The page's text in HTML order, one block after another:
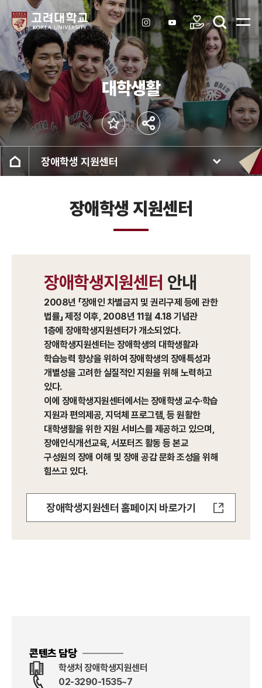
대학생활
장애학생 지원센터
장애학생 지원센터
장애학생지원센터 안내
2008년 「장애인 차별금지 및 권리구제 등에 관한
법률」 제정 이후, 2008년 11월 4.18 기념관
1층에 장애학생지원센터가 개소되었다.
장애학생지원센터는 장애학생의 대학생활과
학습능력 향상을 위하여 장애학생의 장애특성과
개별성을 고려한 실질적인 지원을 위해 노력하고
있다.
이에 장애학생지원센터에서는 장애학생 교수·학습
지원과 편의제공, 지덕체 프로그램, 등 원활한
대학생활을 위한 지원 서비스를 제공하고 있으며,
장애인식개선교육, 서포터즈 활동 등 본교
구성원의 장애 이해 및 장애 공감 문화 조성을 위해
힘쓰고 있다.
장애학생지원센터 홈페이지 바로가기
콘텐츠 담당
학생처 장애학생지원센터
02-3290-1535~7